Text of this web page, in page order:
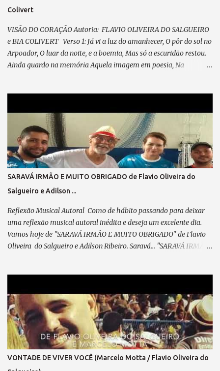
Colivert
VISÃO DO CORAÇÃO Autoria: FLAVIO OLIVEIRA DO SALGUEIRO
e BIA COLIVERT Verso 1: Já vi a luz do amanhecer, O pôr do sol no
Arpoador, O luar da noite, e a boemia, Mas só a escuridão restou.
Ainda guardo na memória Aquela imagem em poesia, Na
Refrão 1: A visão do coração... Vê mais do que qualquer olhar. Há
quem enxerga com o instinto, E faz da mente seu despertar. No
olhar interno, o seu ABSINTO; Dos CHAKRAS, a luz a lhe guiar.
Feliz, é quem consegue enxergar Muito além do que se pode
observar; Verso 2: Já desfilei na Avenida, Pela minha escola
querida, Escrevi o livro da minha vida, Plantei, colhi e cumpri
em lamentação, Agradeço sempre ao “Senhor”, Por cada passo em
minha direção. Refrão 2: A visão do coração... Vê mais do q...
SARAVÁ IRMÃO E MUITO OBRIGADO de Flavio Oliveira do
Salgueiro e Adilson ...
Reflexão Musical Autoral Como de hábito passando para deixar
uma reflexão musical autoral inédita e deseja um excelente dia.
Vamos hoje de "SARAVÁ IRMÃO E MUITO OBRIGADO" de Flavio
Oliveira do Salgueiro e Adilson Ribeiro. Saravá... "SARAVÁ IRMÃO
cavaquinho e o violão — Te esperam pra dedilhar As belas notas
que brotam do teu coração. A poesia, lapidada com sabedoria, Que
fala da flor — Essência do amor em sua mais pura imensidão.
Inspiração? Essa, em ti, transborda... Será mais uma obra Para o
acervo da nossa nação. Já fizemos outras obras em sintonia:
Falamos de amor, de saudades, Retratamos histórias, passagens,
Temas dolentes e de alegria... Essa é a sina do compositor —
VONTADE DE VIVER VOCÊ (Marcelo Motta / Flavio Oliveira do